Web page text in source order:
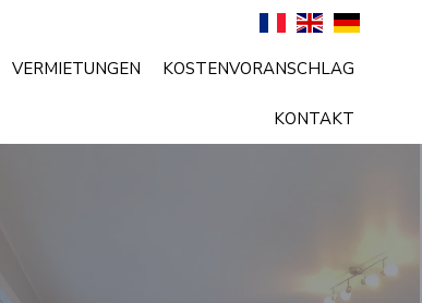
VERMIETUNGEN KOSTENVORANSCHLAG
KONTAKT